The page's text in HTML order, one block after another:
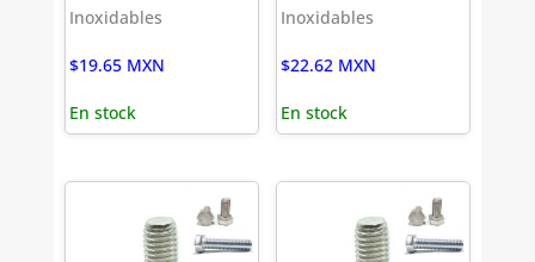
Inoxidables
$19.65 MXN
En stock
Inoxidables
$22.62 MXN
En stock